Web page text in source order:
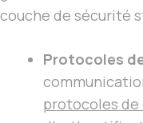
couche de sécurité
Protocoles
protocoles